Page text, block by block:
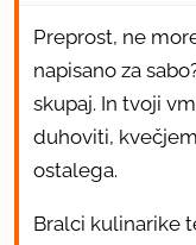
Preprost, ne
napisano za
skupaj. In tvoji
duhoviti,
ostalega.
Bralci kulinarike